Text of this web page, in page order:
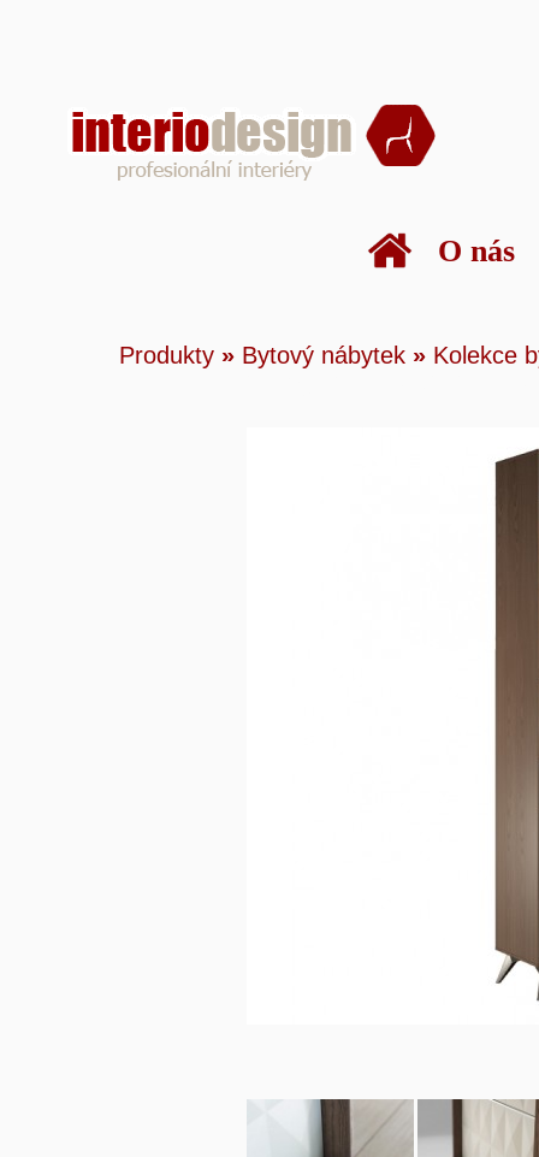
O nás
Produkty » Bytový nábytek » Kolekce
Produkty » Bytový